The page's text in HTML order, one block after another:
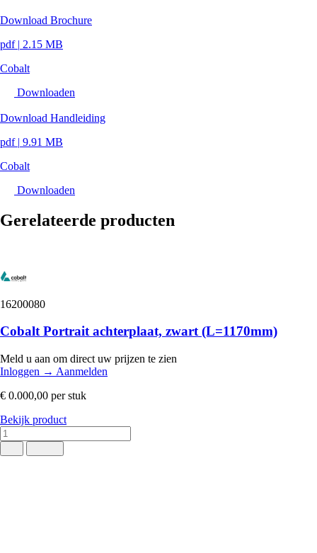
Download Brochure
pdf | 2.15 MB
Cobalt
Downloaden
Download Handleiding
pdf | 9.91 MB
Cobalt
Downloaden
Gerelateerde producten
16200080
Cobalt Portrait achterplaat, zwart (L=1170mm)
Meld u aan om direct uw prijzen te zien
Inloggen → Aanmelden
€ 0.000,00 per stuk
Bekijk product